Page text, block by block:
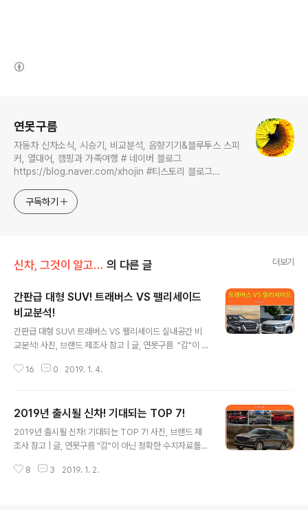
연못구름
자동차 신차소식, 시승기, 비교분석, 음향기기&블루투스 스피
커, 열대어, 캠핑과 가족여행 # 네이버 블로그
https://blog.naver.com/xhojin #티스토리 블로그
https://www.youtube.com/c/연못구름 콜라보 문의는
xhojin@naver.com 으로 주시면 신속하게 답변 드리겠습니
구독하기
신차, 그것이 알고 싶다 의 다른 글 더보기
간판급 대형 SUV! 트래버스 VS 팰리세이드
비교분석!
간판급 대형 SUV! 트래버스 VS 팰리세이드 실내공간 비
교분석! 사진, 브랜드 제조사 참고 | 글, 연못구름 ​ "감"이 아
연못구름입니다! # 토네이도 급 인기몰이 중인 펠리세이
든 차량을 대변하듯이 팰리세이드와 관련된 소식이 지면에
가득 채워져 있는 것을 알 수 있습니다. 이 정도의 파급력은
현대자동차에서도 예상하지 못했을 것 같은데, 실로 대단
행하고 입장에서 팰리세이드처럼 대중의 높은 관심을 받았
16 0 2019. 1. 4.
2019년 출시될 신차! 기대되는 TOP 7!
2019년 출시될 신차! 기대되는 TOP 7! 사진, 브랜드 제
조사 참고 | 글, 연못구름 "감"이 아닌 정확한 수치자료를
9년 기해년을 빛낼 신차 중에서 주인공은? 2019년 새해
8 3 2019. 1. 2.